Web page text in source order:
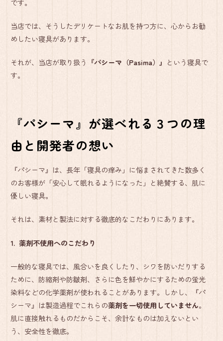
当店では、そうしたデリケートなお肌を持つ方に、心からお勧
めしたい寝具があります。
それが、当店が取り扱う 『パシーマ（Pasima）』 という寝具で
す。
『パシーマ』が選べれる３つの理
由と開発者の想い
『パシーマ』は、長年「寝具の痒み」に悩まされてきた数多く
のお客様が「安心して眠れるようになった」と絶賛する、肌に
優しい寝具。
それは、素材と製法に対する徹底的なこだわりにあります。
1. 薬剤不使用へのこだわり
一般的な寝具では、風合いを良くしたり、シワを防いだりする
ために、防縮剤や防皺剤、さらに色を鮮やかにするための蛍光
染料などの化学薬剤が使われることがあります。しかし、『パ
シーマ』は製造過程でこれらの薬剤を一切使用していません。
肌に直接触れるものだからこそ、余計なものは加えないとい
う、安全性を徹底。